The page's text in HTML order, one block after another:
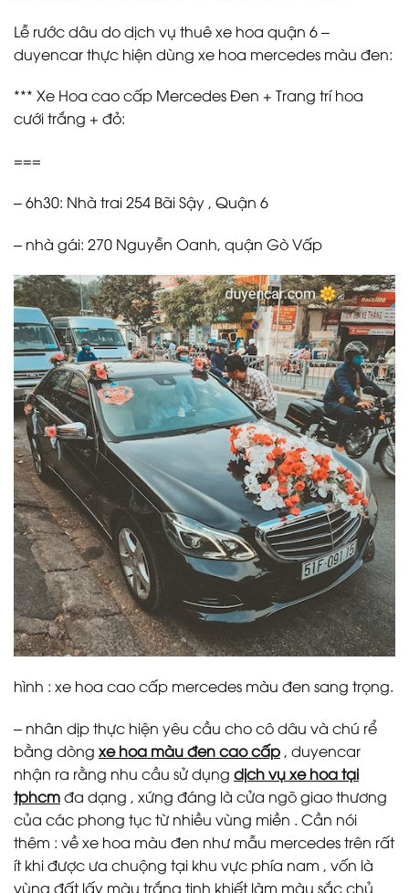
Lễ rước dâu do dịch vụ thuê xe hoa quận 6 –
duyencar thực hiện dùng xe hoa mercedes màu đen:
*** Xe Hoa cao cấp Mercedes Đen + Trang trí hoa
cưới trắng + đỏ:
===
– 6h30: Nhà trai 254 Bãi Sậy , Quận 6
– nhà gái: 270 Nguyễn Oanh, quận Gò Vấp
hình : xe hoa cao cấp mercedes màu đen sang trọng.
– nhân dịp thực hiện yêu cầu cho cô dâu và chú rể
bằng dòng xe hoa màu đen cao cấp , duyencar
nhận ra rằng nhu cầu sử dụng dịch vụ xe hoa tại
tphcmđa dạng , xứng đáng là cửa ngõ giao thương
của các phong tục từ nhiều vùng miền . Cần nói
thêm : về xe hoa màu đen như mẫu mercedes trên rất
ít khi được ưa chuộng tại khu vực phía nam , vốn là
vùng đất lấy màu trắng tinh khiết làm màu sắc chủ